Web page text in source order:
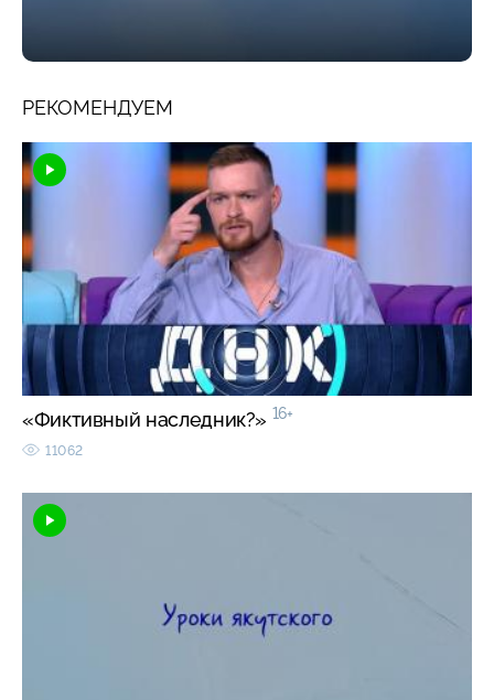
РЕКОМЕНДУЕМ
«Фиктивный наследник?» 16+
11062